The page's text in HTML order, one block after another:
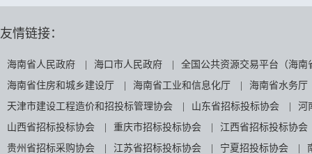
友情链接：
海南省人民政府 海口市人民政府
全国公共资源交易平台（海南
海南省住房和城乡建设厅
海南省工业和信息化厅
海南省水务厅
天津市建设工程造价和招投标管理协会
山东省招标投标协会
河
山西省招标投标协会
重庆市招标投标协会
江西省招标投标协会
贵州省招标采购协会
江苏省招标投标协会 宁夏招投标协会